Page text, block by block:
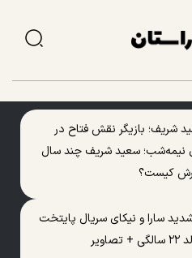
شریف؛ بازیگر نقش فتاح در
نیمه‌شب؛ سعید شریف چند سال
کیست؟
سارا و نیکای سریال پایتخت